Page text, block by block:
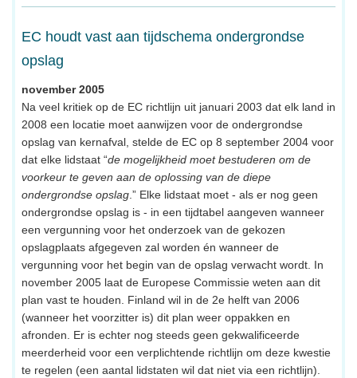
EC houdt vast aan tijdschema ondergrondse
opslag
november 2005
Na veel kritiek op de EC richtlijn uit januari 2003 dat elk land in
2008 een locatie moet aanwijzen voor de ondergrondse
opslag van kernafval, stelde de EC op 8 september 2004 voor
dat elke lidstaat “de mogelijkheid moet bestuderen om de
voorkeur te geven aan de oplossing van de diepe
ondergrondse opslag .” Elke lidstaat moet - als er nog geen
ondergrondse opslag is - in een tijdtabel aangeven wanneer
een vergunning voor het onderzoek van de gekozen
opslagplaats afgegeven zal worden én wanneer de
vergunning voor het begin van de opslag verwacht wordt. In
november 2005 laat de Europese Commissie weten aan dit
plan vast te houden. Finland wil in de 2e helft van 2006
(wanneer het voorzitter is) dit plan weer oppakken en
afronden. Er is echter nog steeds geen gekwalificeerde
meerderheid voor een verplichtende richtlijn om deze kwestie
te regelen (een aantal lidstaten wil dat niet via een richtlijn).